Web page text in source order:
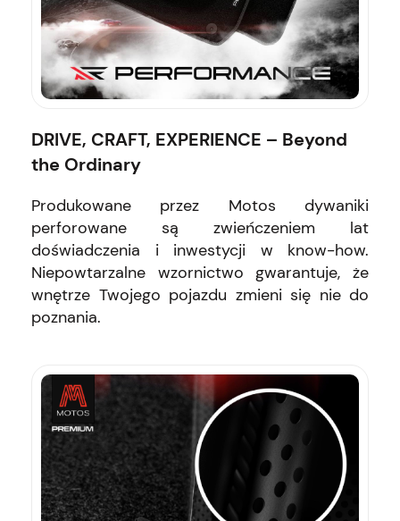
DRIVE, CRAFT, EXPERIENCE – Beyond
the Ordinary
Produkowane przez Motos dywaniki
perforowane są zwieńczeniem lat
doświadczenia i inwestycji w know-how.
Niepowtarzalne wzornictwo gwarantuje, że
wnętrze Twojego pojazdu zmieni się nie do
poznania.